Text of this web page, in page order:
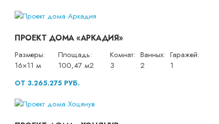
ПРОЕКТ ДОМА «АРКАДИЯ»
Размеры:
16×11 м
Площадь:
100,47 м2
Комнат:
3
Ванных:
2
Гаражей:
1
ОТ 3.265.275 РУБ.